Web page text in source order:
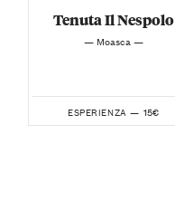
Tenuta Il Nespolo
— Moasca —
ESPERIENZA — 15€